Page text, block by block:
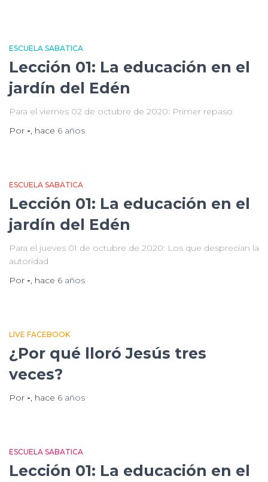
ESCUELA SABATICA
Lección 01: La educación en el
jardín del Edén
Para el viernes 02 de octubre de 2020: Primer repaso
Por -, hace 6 años
ESCUELA SABATICA
Lección 01: La educación en el
jardín del Edén
Para el jueves 01 de octubre de 2020: Los que desprecian la
autoridad
Por -, hace 6 años
LIVE FACEBOOK
¿Por qué lloró Jesús tres
veces?
Por -, hace 6 años
ESCUELA SABATICA
Lección 01: La educación en el